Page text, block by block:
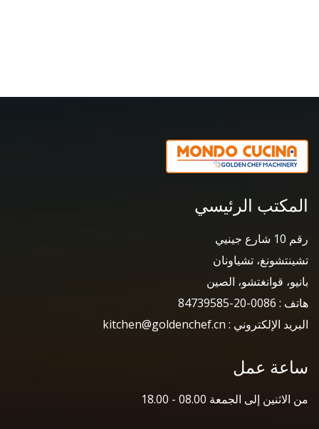
المكتب الرئيسي
رقم 10 شارع جينيي
تشينتشونغ، تشياونان
بانيو، قوانغتشو، الصين
هاتف : 0086-20-84739585
البريد الإلكتروني : kitchen@goldenchef.cn
ساعة عمل
من الاثنين إلى الجمعة 08.00 - 18.00